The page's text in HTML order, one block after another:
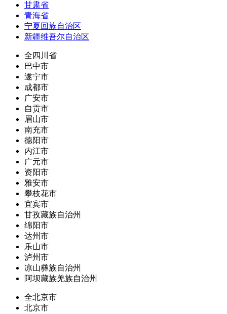
甘肃省
青海省
宁夏回族自治区
新疆维吾尔自治区
全四川省
巴中市
遂宁市
成都市
广安市
自贡市
眉山市
南充市
德阳市
内江市
广元市
资阳市
雅安市
攀枝花市
宜宾市
甘孜藏族自治州
绵阳市
达州市
乐山市
泸州市
凉山彝族自治州
阿坝藏族羌族自治州
全北京市
北京市